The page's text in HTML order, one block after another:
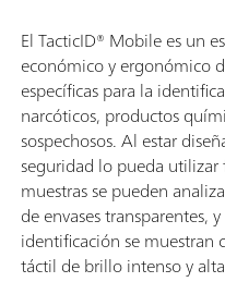
El TacticID® Mobile es un
económico y ergonómico
específicas para la
narcóticos, productos
sospechosos. Al estar
seguridad lo pueda
muestras se pueden
de envases transparentes,
identificación se muestran
táctil de brillo intenso y